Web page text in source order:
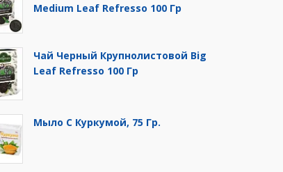
Medium Leaf Refresso 100 Гр
Чай Черный Крупнолистовой Big
Leaf Refresso 100 Гр
Мыло С Куркумой, 75 Гр.